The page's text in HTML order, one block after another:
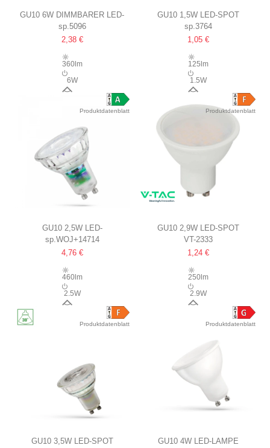
GU10 6W DIMMBARER LED-
SPOT
MATTIERT
sp.5096
2,38 €
360lm
6W
GU10 1,5W LED-SPOT
MILCHWEISSE FRONT
sp.3764
1,05 €
125lm
1.5W
Produktdatenblatt
GU10 2,5W LED-
LEUCHTMITTEL
180LM/W, 38°
ABSTRAHLWINKEL
sp.WOJ+14714
4,76 €
460lm
2.5W
Produktdatenblatt
GU10 2,9W LED-SPOT
VT-2333
1,24 €
250lm
2.9W
Produktdatenblatt
GU10 3,5W LED-SPOT
Produktdatenblatt
GU10 4W LED-LAMPE